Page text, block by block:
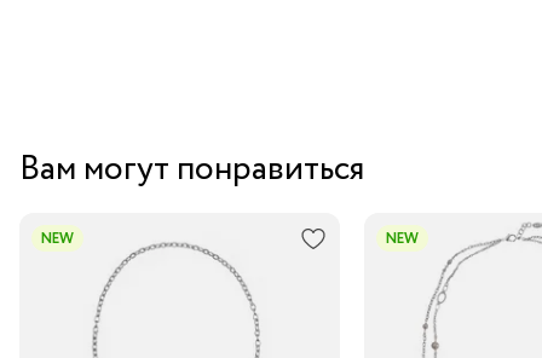
Вам могут понравиться
NEW NEW